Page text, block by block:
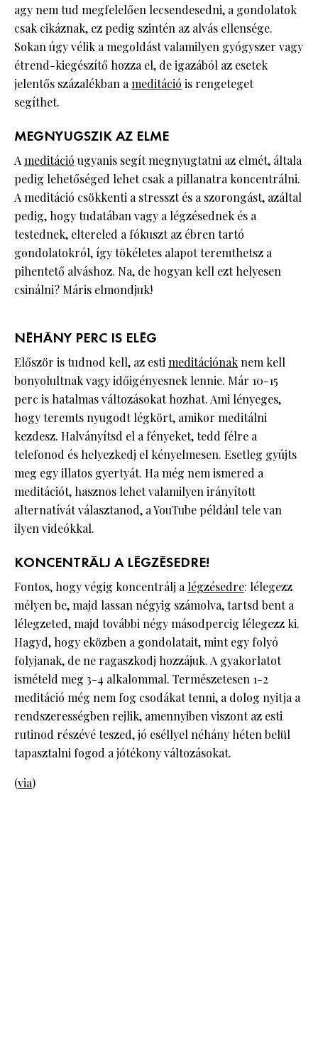
agy nem tud megfelelően lecsendesedni, a gondolatok
csak cikáznak, ez pedig szintén az alvás ellensége.
Sokan úgy vélik a megoldást valamilyen gyógyszer vagy
étrend-kiegészítő hozza el, de igazából az esetek
jelentős százalékban ameditáció is rengeteget
segíthet.
MEGNYUGSZIK AZ ELME
Ameditáció ugyanis segít megnyugtatni az elmét, általa
pedig lehetőséged lehet csak a pillanatra koncentrálni.
A meditáció csökkenti a stresszt és a szorongást, azáltal
pedig, hogy tudatában vagy a légzésednek és a
testednek, eltereled a fókuszt az ébren tartó
gondolatokról, így tökéletes alapot teremthetsz a
pihentető alváshoz. Na, de hogyan kell ezt helyesen
csinálni? Máris elmondjuk!
NÉHÁNY PERC IS ELÉG
Először is tudnod kell, az estimeditációnaknem kell
bonyolultnak vagy időigényesnek lennie. Már 10-15
perc is hatalmas változásokat hozhat. Ami lényeges,
hogy teremts nyugodt légkört, amikor meditálni
kezdesz. Halványítsd el a fényeket, tedd félre a
telefonod és helyezkedj el kényelmesen. Esetleg gyújts
meg egy illatos gyertyát. Ha még nem ismered a
meditációt, hasznos lehet valamilyen irányított
alternatívát választanod, a YouTube például tele van
ilyen videókkal.
KONCENTRÁLJ A LÉGZÉSEDRE!
Fontos, hogy végig koncentrálj alégzésedre: lélegezz
mélyen be, majd lassan négyig számolva, tartsd bent a
lélegzeted, majd további négy másodpercig lélegezz ki.
Hagyd, hogy eközben a gondolatait, mint egy folyó
folyjanak, de ne ragaszkodj hozzájuk. A gyakorlatot
ismételd meg 3-4 alkalommal. Természetesen 1-2
meditáció még nem fog csodákat tenni, a dolog nyitja a
rendszerességben rejlik, amennyiben viszont az esti
rutinod részévé teszed, jó eséllyel néhány héten belül
tapasztalni fogod a jótékony változásokat.
(via)